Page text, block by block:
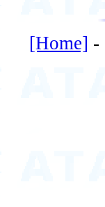
[Home] -